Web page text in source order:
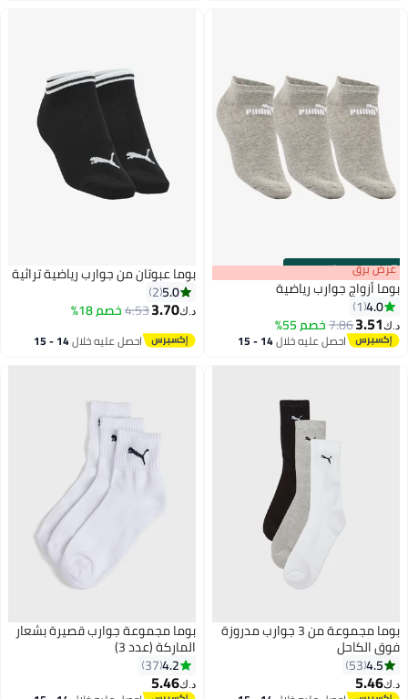
00m:00s
·باقي 100% عرض برق
بوما أزواج جوارب رياضية
4.0
1
د.ك‏3.51
7.86خصم 55%
احصل عليه خلال 14 - 15
بوما عبوتان من جوارب رياضية تراثية
5.0
2
د.ك‏3.70
4.53خصم 18%
احصل عليه خلال 14 - 15
4
بوما مجموعة من 3 جوارب مدروزة
فوق الكاحل
4.5
53
د.ك‏5.46
بوما مجموعة جوارب قصيرة بشعار
الماركة (عدد 3)
4.2
37
د.ك‏5.46